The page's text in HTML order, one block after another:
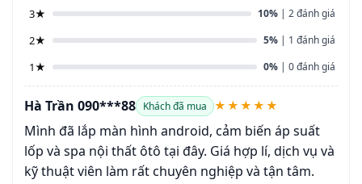
3★ 10% | 2 đánh giá
2★ 5% | 1 đánh giá
1★ 0% | 0 đánh giá
Hà Trần 090***88 Khách đã mua ★★★★★
Mình đã lắp màn hình android, cảm biến áp suất
lốp và spa nội thất ôtô tại đây. Giá hợp lí, dịch vụ và
kỹ thuật viên làm rất chuyên nghiệp và tận tâm.